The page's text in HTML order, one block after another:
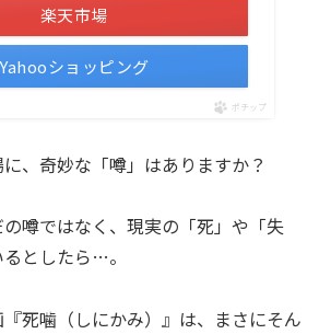
楽天市場
Yahooショッピング
ポチップ
、奇妙な「噂」はありますか？
噂ではなく、現実の「死」や「失
としたら…。
死噛（しにかみ）』は、まさにそん